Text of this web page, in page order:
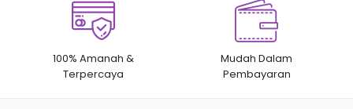
100% Amanah &
Terpercaya
Mudah Dalam
Pembayaran